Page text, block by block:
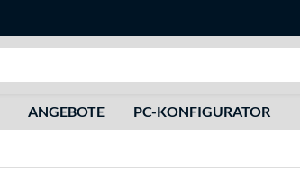
ANGEBOTE PC-KONFIGURATOR